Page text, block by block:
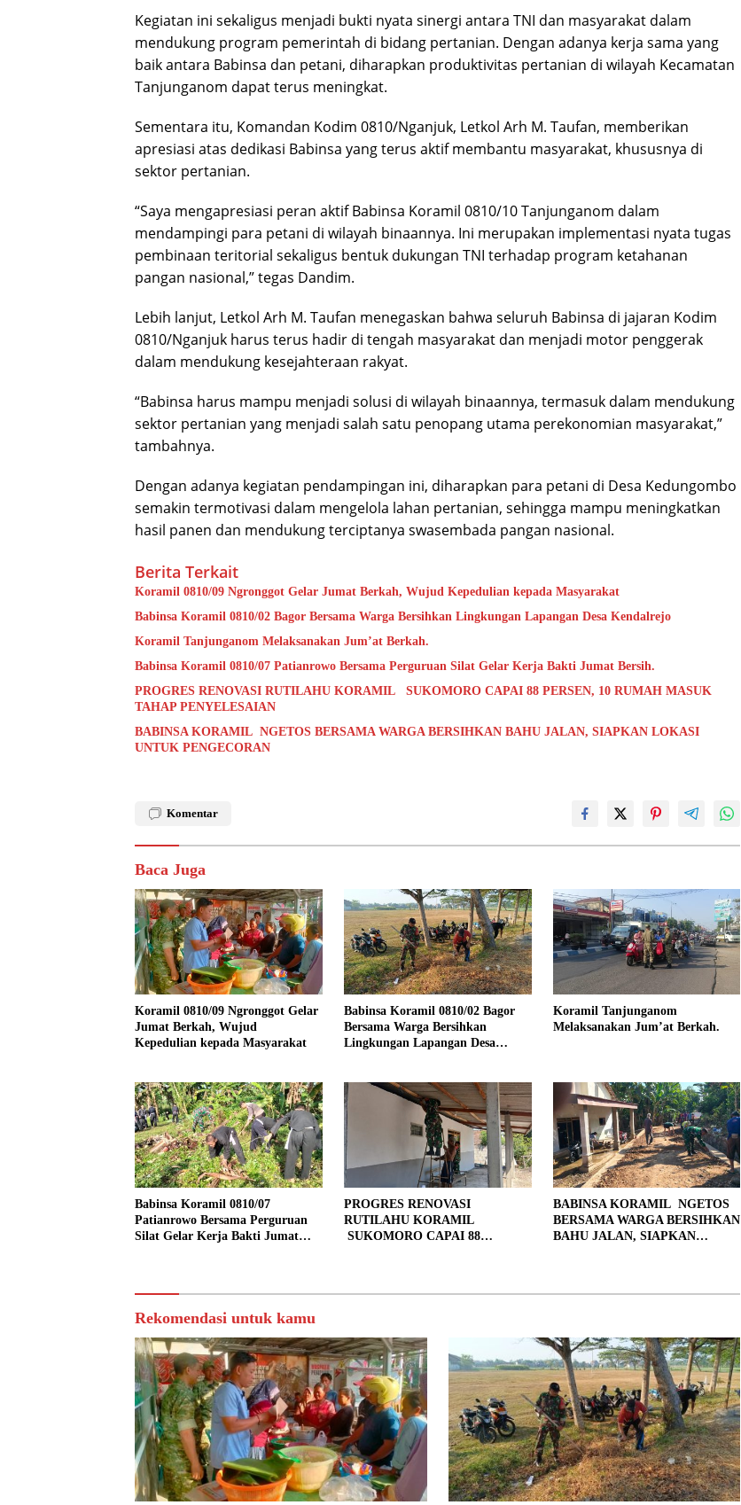
Kegiatan ini sekaligus menjadi bukti nyata sinergi antara TNI dan masyarakat dalam
mendukung program pemerintah di bidang pertanian. Dengan adanya kerja sama yang
baik antara Babinsa dan petani, diharapkan produktivitas pertanian di wilayah Kecamatan
Tanjunganom dapat terus meningkat.
Sementara itu, Komandan Kodim 0810/Nganjuk, Letkol Arh M. Taufan, memberikan
apresiasi atas dedikasi Babinsa yang terus aktif membantu masyarakat, khususnya di
sektor pertanian.
“Saya mengapresiasi peran aktif Babinsa Koramil 0810/10 Tanjunganom dalam
mendampingi para petani di wilayah binaannya. Ini merupakan implementasi nyata tugas
pembinaan teritorial sekaligus bentuk dukungan TNI terhadap program ketahanan
pangan nasional,” tegas Dandim.
Lebih lanjut, Letkol Arh M. Taufan menegaskan bahwa seluruh Babinsa di jajaran Kodim
0810/Nganjuk harus terus hadir di tengah masyarakat dan menjadi motor penggerak
dalam mendukung kesejahteraan rakyat.
“Babinsa harus mampu menjadi solusi di wilayah binaannya, termasuk dalam mendukung
sektor pertanian yang menjadi salah satu penopang utama perekonomian masyarakat,”
tambahnya.
Dengan adanya kegiatan pendampingan ini, diharapkan para petani di Desa Kedungombo
semakin termotivasi dalam mengelola lahan pertanian, sehingga mampu meningkatkan
hasil panen dan mendukung terciptanya swasembada pangan nasional.
Berita Terkait
Koramil 0810/09 Ngronggot Gelar Jumat Berkah, Wujud Kepedulian kepada Masyarakat
Babinsa Koramil 0810/02 Bagor Bersama Warga Bersihkan Lingkungan Lapangan Desa Kendalrejo
Koramil Tanjunganom Melaksanakan Jum’at Berkah.
Babinsa Koramil 0810/07 Patianrowo Bersama Perguruan Silat Gelar Kerja Bakti Jumat Bersih.
PROGRES RENOVASI RUTILAHU KORAMIL SUKOMORO CAPAI 88 PERSEN, 10 RUMAH MASUK
TAHAP PENYELESAIAN
BABINSA KORAMIL NGETOS BERSAMA WARGA BERSIHKAN BAHU JALAN, SIAPKAN LOKASI
UNTUK PENGECORAN
Komentar
Baca Juga
Koramil 0810/09 Ngronggot Gelar
Jumat Berkah, Wujud
Kepedulian kepada Masyarakat
Babinsa Koramil 0810/02 Bagor
Bersama Warga Bersihkan
Lingkungan Lapangan Desa
Koramil Tanjunganom
Melaksanakan Jum’at Berkah.
Babinsa Koramil 0810/07
Patianrowo Bersama Perguruan
Silat Gelar Kerja Bakti Jumat
PROGRES RENOVASI
RUTILAHU KORAMIL
SUKOMORO CAPAI 88
BABINSA KORAMIL NGETOS
BERSAMA WARGA BERSIHKAN
BAHU JALAN, SIAPKAN
Rekomendasi untuk kamu